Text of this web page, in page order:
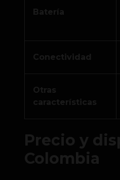
Batería
Conectividad
Otras
características
Precio y
Colombia